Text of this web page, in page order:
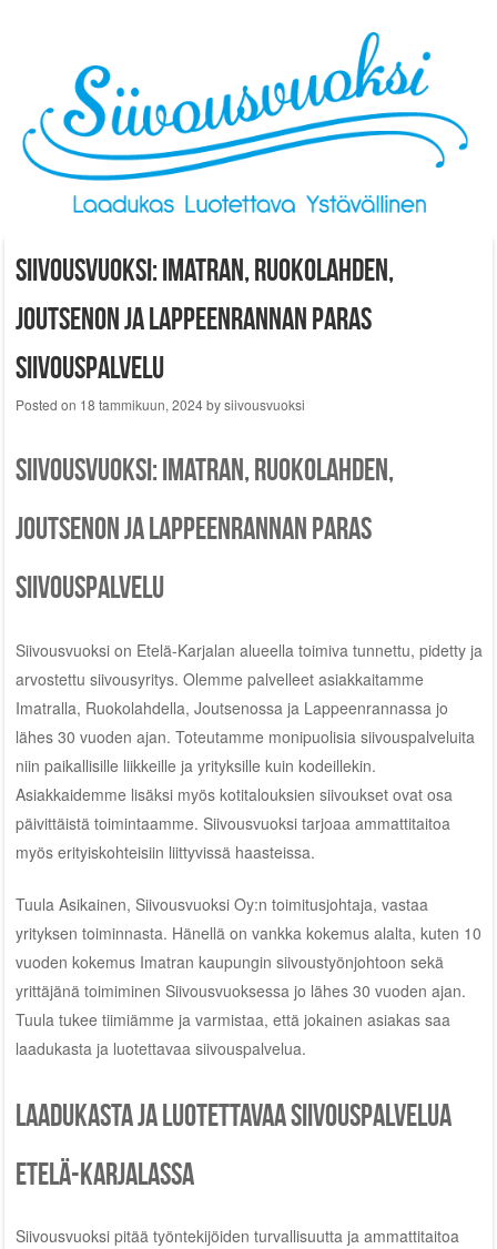
Siivousvuoksi: Imatran, Ruokolahden,
Joutsenon ja Lappeenrannan paras
siivouspalvelu
Posted on 18 tammikuun, 2024bysiivousvuoksi
Siivousvuoksi: Imatran, Ruokolahden,
Joutsenon ja Lappeenrannan paras
siivouspalvelu
Siivousvuoksi on Etelä-Karjalan alueella toimiva tunnettu, pidetty ja
arvostettu siivousyritys. Olemme palvelleet asiakkaitamme
Imatralla, Ruokolahdella, Joutsenossa ja Lappeenrannassa jo
lähes 30 vuoden ajan. Toteutamme monipuolisia siivouspalveluita
niin paikallisille liikkeille ja yrityksille kuin kodeillekin.
Asiakkaidemme lisäksi myös kotitalouksien siivoukset ovat osa
päivittäistä toimintaamme. Siivousvuoksi tarjoaa ammattitaitoa
myös erityiskohteisiin liittyvissä haasteissa.
Tuula Asikainen, Siivousvuoksi Oy:n toimitusjohtaja, vastaa
yrityksen toiminnasta. Hänellä on vankka kokemus alalta, kuten 10
vuoden kokemus Imatran kaupungin siivoustyönjohtoon sekä
yrittäjänä toimiminen Siivousvuoksessa jo lähes 30 vuoden ajan.
Tuula tukee tiimiämme ja varmistaa, että jokainen asiakas saa
laadukasta ja luotettavaa siivouspalvelua.
Laadukasta ja luotettavaa siivouspalvelua
Etelä-Karjalassa
Siivousvuoksi pitää työntekijöiden turvallisuutta ja ammattitaitoa